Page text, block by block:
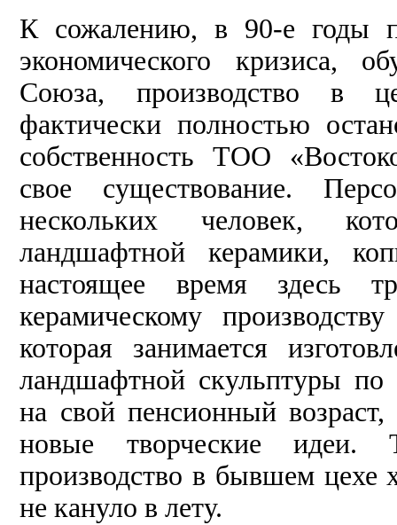
К сожалению, в 90-е годы
экономического кризиса,
Союза, производство в
фактически полностью
собственность ТОО
свое существование.
нескольких человек,
ландшафтной керамики,
настоящее время здесь
керамическому
которая занимается
ландшафтной скульптуры по
на свой пенсионный
новые творческие идеи.
производство в бывшем цехе
не кануло в лету.